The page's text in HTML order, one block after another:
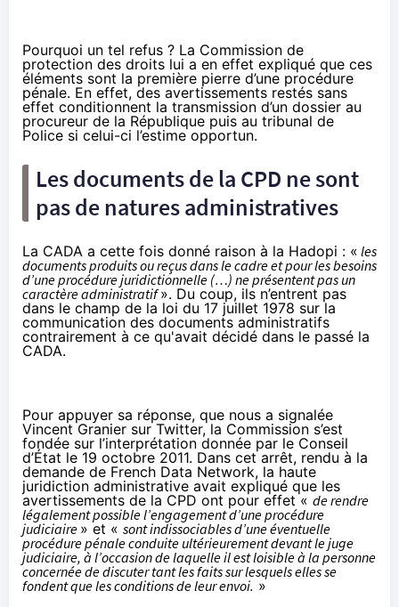
Pourquoi un tel refus ? La Commission de
protection des droits lui a en effet expliqué que ces
éléments sont la première pierre d’une procédure
pénale. En effet, des avertissements restés sans
effet conditionnent la transmission d’un dossier au
procureur de la République puis au tribunal de
Police si celui-ci l’estime opportun.
Les documents de la CPD ne sont
pas de natures administratives
La CADA a cette fois donné raison à la Hadopi : « les
documents produits ou reçus dans le cadre et pour les besoins
d’une procédure juridictionnelle (…) ne présentent pas un
caractère administratif». Du coup, ils n’entrent pas
dans le champ de la loi du 17 juillet 1978 sur la
communication des documents administratifs
contrairement à ce qu'avait décidé dans le passé la
CADA.
Pour appuyer sa réponse, que nous a signalée
Vincent Granier sur Twitter, la Commission s’est
fondée sur l’interprétation donnée par le Conseil
d’État le 19 octobre 2011. Dans cet arrêt, rendu à la
demande de French Data Network, la haute
juridiction administrative avait expliqué que les
avertissements de la CPD ont pour effet « de rendre
légalement possible l’engagement d’une procédure
judiciaire » et « sont indissociables d’une éventuelle
procédure pénale conduite ultérieurement devant le juge
judiciaire, à l’occasion de laquelle il est loisible à la personne
concernée de discuter tant les faits sur lesquels elles se
fondent que les conditions de leur envoi. »